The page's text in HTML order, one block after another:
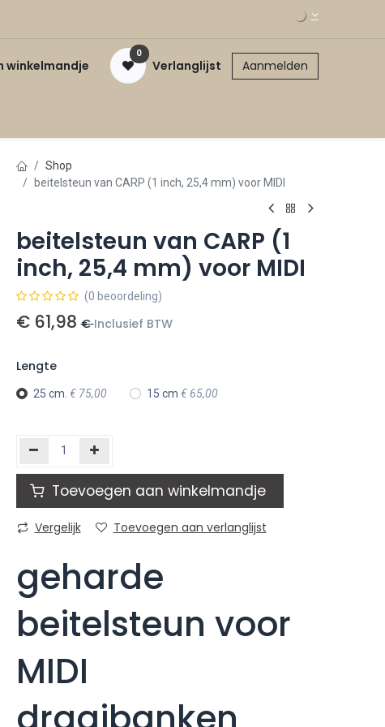
winkelmandje
0
Verlanglijst Aanmelden
Shop
beitelsteun van CARP (1 inch, 25,4 mm) voor MIDI
beitelsteun van CARP (1
inch, 25,4 mm) voor MIDI
(0 beoordeling)
€ 61,98 € Inclusief BTW
Lengte
25 cm. € 75,00 15 cm € 65,00
Toevoegen aan winkelmandje
Vergelijk Toevoegen aan verlanglijst
geharde
beitelsteun voor
MIDI